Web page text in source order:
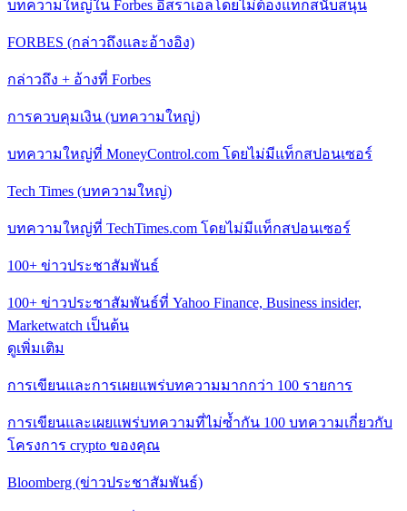
บทความใหญ่ใน Forbes อิสราเอลโดยไม่ต้องแท็กสนับสนุน
FORBES (กล่าวถึงและอ้างอิง)
กล่าวถึง + อ้างที่ Forbes
การควบคุมเงิน (บทความใหญ่)
บทความใหญ่ที่ MoneyControl.com โดยไม่มีแท็กสปอนเซอร์
Tech Times (บทความใหญ่)
บทความใหญ่ที่ TechTimes.com โดยไม่มีแท็กสปอนเซอร์
100+ ข่าวประชาสัมพันธ์
100+ ข่าวประชาสัมพันธ์ที่ Yahoo Finance, Business insider,
Marketwatch เป็นต้น
ดูเพิ่มเติม
การเขียนและการเผยแพร่บทความมากกว่า 100 รายการ
การเขียนและเผยแพร่บทความที่ไม่ซ้ำกัน 100 บทความเกี่ยวกับ
โครงการ crypto ของคุณ
Bloomberg (ข่าวประชาสัมพันธ์)